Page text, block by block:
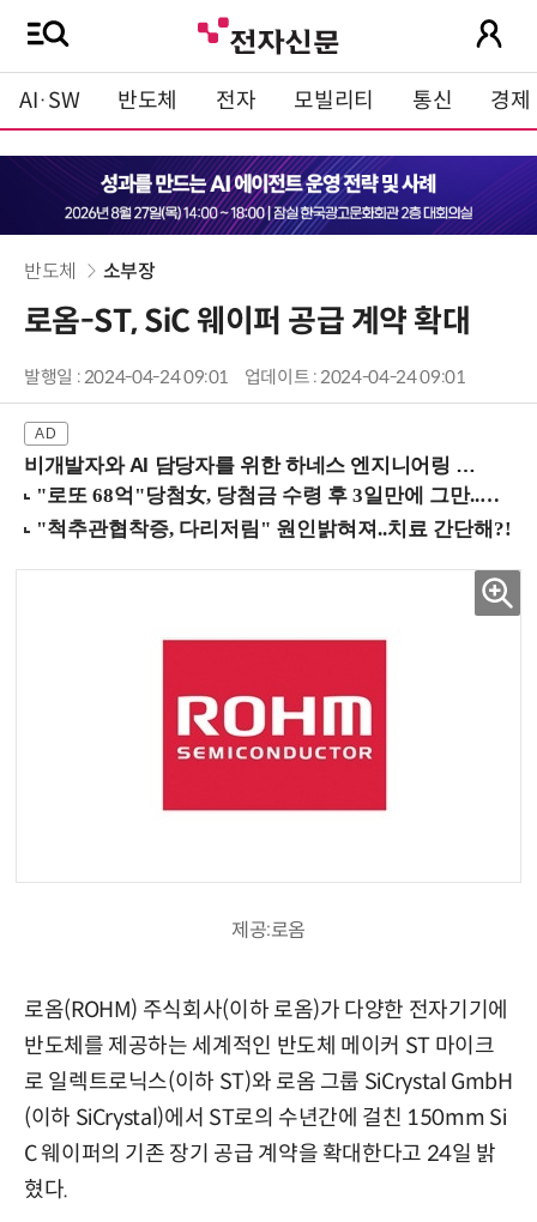
AI·SW 반도체 전자 모빌리티 통신 경제
반도체 소부장
로옴-ST, SiC 웨이퍼 공급 계약 확대
발행일 : 2024-04-24 09:01 업데이트 : 2024-04-24 09:01
비개발자와 AI 담당자를 위한 하네스 엔지니어링 입문과정 (8/20 신논현역)
제공:로옴
로옴(ROHM) 주식회사(이하 로옴)가 다양한 전자기기에
반도체를 제공하는 세계적인 반도체 메이커 ST 마이크
로 일렉트로닉스(이하 ST)와 로옴 그룹 SiCrystal GmbH
(이하 SiCrystal)에서 ST로의 수년간에 걸친 150mm Si
C 웨이퍼의 기존 장기 공급 계약을 확대한다고 24일 밝
혔다.